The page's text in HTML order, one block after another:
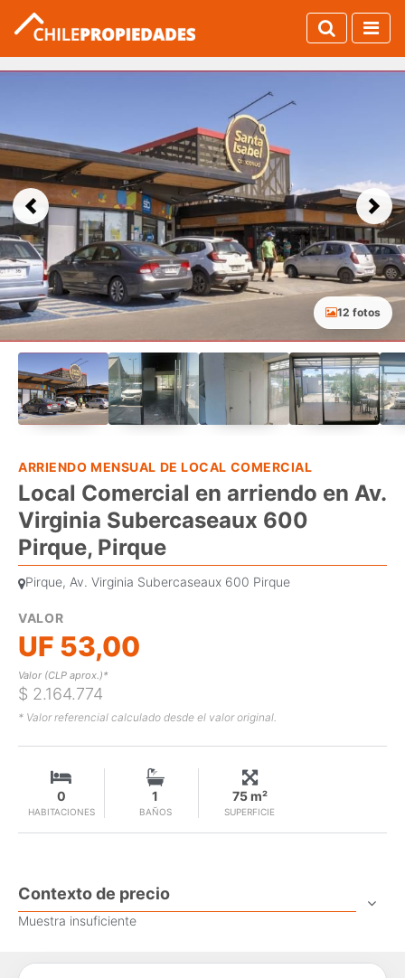
Previous Next
12 fotos
ARRIENDO MENSUAL DE LOCAL COMERCIAL
Local Comercial en arriendo en Av.
Virginia Subercaseaux 600
Pirque, Pirque
Pirque, Av. Virginia Subercaseaux 600 Pirque
VALOR
UF 53,00
Valor (CLP aprox.)*
$ 2.164.774
* Valor referencial calculado desde el valor original.
HABITACIONES
0
BAÑOS
1
SUPERFICIE
75 m²
Contexto de precio
Muestra insuficiente